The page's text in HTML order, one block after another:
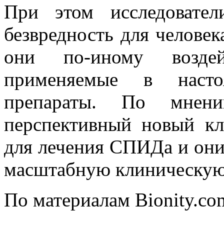
При этом
безвредность для
они по-иному
применяемые в
препараты. По
перспективный новый
для лечения СПИДа и
масштабную
По материалам